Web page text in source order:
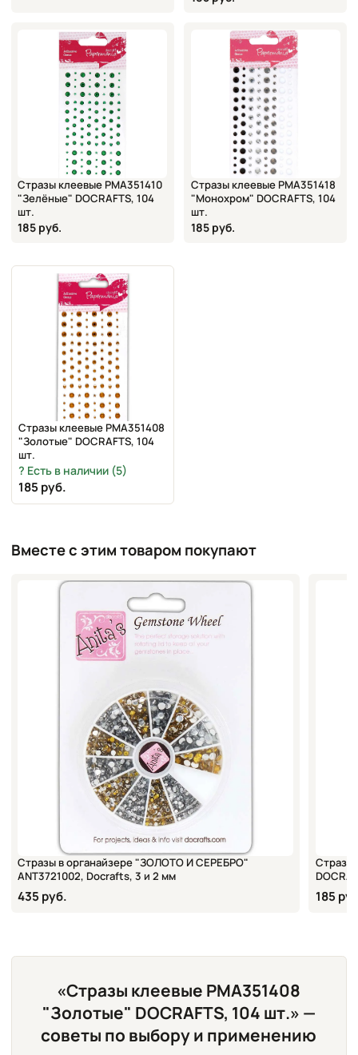
Стразы клеевые PMA351410
"Зелёные" DOCRAFTS, 104
шт.
185 руб.
Стразы клеевые PMA351418
"Монохром" DOCRAFTS, 104
шт.
185 руб.
Стразы клеевые PMA351408
"Золотые" DOCRAFTS, 104
шт.
Есть в наличии (5)
185 руб.
Вместе с этим товаром покупают
Стразы в органайзере "ЗОЛОТО И СЕРЕБРО"
ANT3721002, Docrafts, 3 и 2 мм
435 руб.
Стразы
185
«Стразы клеевые PMA351408
"Золотые" DOCRAFTS, 104 шт.» —
советы по выбору и применению